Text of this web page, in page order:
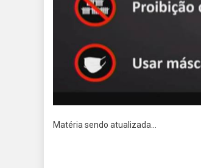
Matéria sendo atualizada…